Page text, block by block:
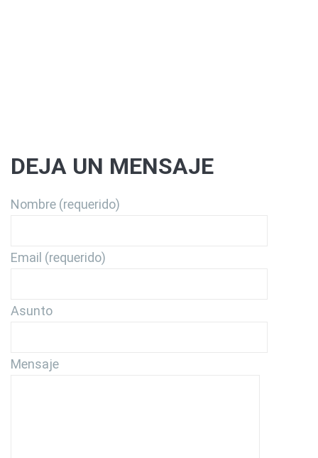
DEJA UN MENSAJE
Nombre (requerido)
Email (requerido)
Asunto
Mensaje